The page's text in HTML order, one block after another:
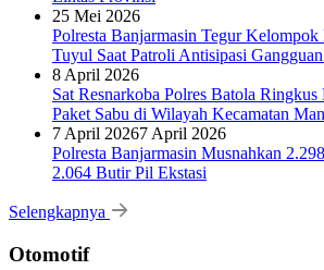
25 Mei 2026
Polresta Banjarmasin Tegur Kelompok
Tuyul Saat Patroli Antisipasi
8 April 2026
Sat Resnarkoba Polres Batola
Paket Sabu di Wilayah Kecamatan
7 April 20267 April 2026
Polresta Banjarmasin Musnahkan
2.064 Butir Pil Ekstasi
Selengkapnya
Otomotif